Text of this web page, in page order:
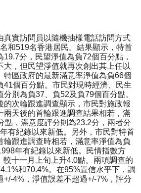
真實訪問員以隨機抽樣電話訪問方式
和519名香港居民。結果顯示，特首
分，民望淨值為負72個百分點，
大，但民望淨值就再次創出其上任以
特區政府的最新滿意率淨值為負66個
41個百分點。市民對現時經濟、民生
別為負37、負52及負79個百分點。
的次輪跟進調查顯示，市民對施政報
兩天後的首輪跟進調查結果相若，滿
點，滿意度評分則為23.2分，兩者分
有紀錄以來新低。另外，市民對特首
輪跟進調查時相若，滿意率淨值為負
年有紀錄以來新低。民情指數方
較十一月上旬上升4.0點。兩項調查的
和70.4%。在95%置信水平下，調
+/-4%，淨值誤差不超過+/-7%，評分